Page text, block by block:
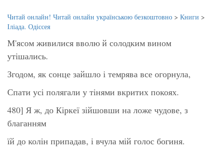
Читай онлайн! Читай онлайн українською безкоштовно > Книги >
Іліада. Одіссея
М'ясом живилися вволю й солодким вином
утішались.
Згодом, як сонце зайшло і темрява все огорнула,
Спати усі полягали у тінями вкритих покоях.
480] Я ж, до Кіркеї зійшовши на ложе чудове, з
благанням
їй до колін припадав, і вчула мій голос богиня.